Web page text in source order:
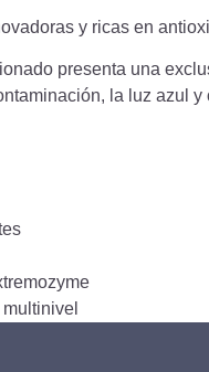
y ricas en
presenta una
la luz azul